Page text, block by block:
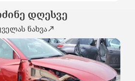
დღესვე
ნახვა